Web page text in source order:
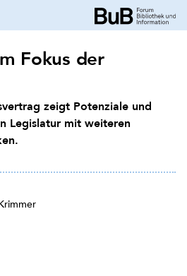
Fokus der
zeigt Potenziale und
Legislatur mit weiteren